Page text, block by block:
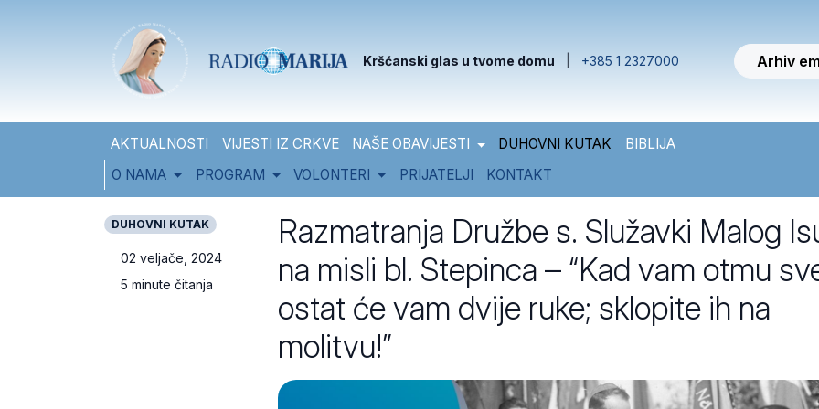
Kršćanski glas u tvome domu +385 1 2327000 Arhiv
AKTUALNOSTI VIJESTI IZ CRKVE NAŠE OBAVIJESTI DUHOVNI KUTAK
BIBLIJA
O NAMA
PROGRAM VOLONTERI PRIJATELJI KONTAKT
DUHOVNI KUTAK
02 veljače, 2024
5 minute čitanja
Razmatranja Družbe s. Služavki Malog
na misli bl. Stepinca – “Kad vam otmu
ostat će vam dvije ruke; sklopite ih na
molitvu!”